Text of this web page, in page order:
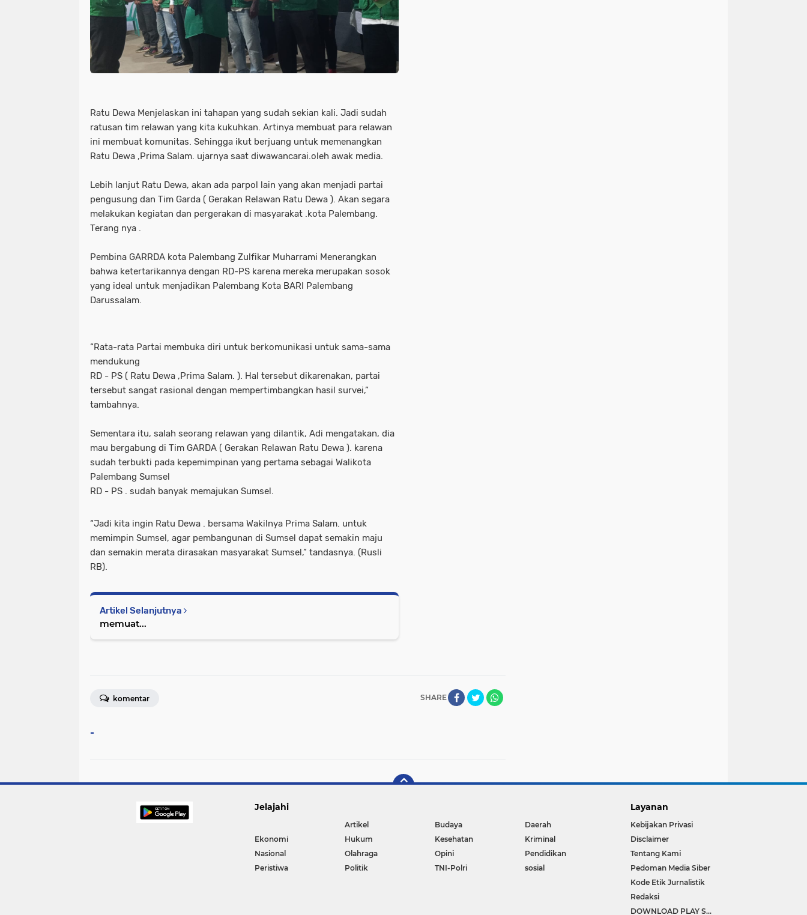
Ratu Dewa Menjelaskan ini tahapan yang sudah sekian kali. Jadi sudah
ratusan tim relawan yang kita kukuhkan. Artinya membuat para relawan
ini membuat komunitas. Sehingga ikut berjuang untuk memenangkan
Ratu Dewa ,Prima Salam. ujarnya saat diwawancarai.oleh awak media.
Lebih lanjut Ratu Dewa, akan ada parpol lain yang akan menjadi partai
pengusung dan Tim Garda ( Gerakan Relawan Ratu Dewa ). Akan segara
melakukan kegiatan dan pergerakan di masyarakat .kota Palembang.
Terang nya .
Pembina GARRDA kota Palembang Zulfikar Muharrami Menerangkan
bahwa ketertarikannya dengan RD-PS karena mereka merupakan sosok
yang ideal untuk menjadikan Palembang Kota BARI Palembang
Darussalam.
“Rata-rata Partai membuka diri untuk berkomunikasi untuk sama-sama
mendukung
RD - PS ( Ratu Dewa ,Prima Salam. ). Hal tersebut dikarenakan, partai
tersebut sangat rasional dengan mempertimbangkan hasil survei,”
tambahnya.
Sementara itu, salah seorang relawan yang dilantik, Adi mengatakan, dia
mau bergabung di Tim GARDA ( Gerakan Relawan Ratu Dewa ). karena
sudah terbukti pada kepemimpinan yang pertama sebagai Walikota
Palembang Sumsel
RD - PS . sudah banyak memajukan Sumsel.
“Jadi kita ingin Ratu Dewa . bersama Wakilnya Prima Salam. untuk
memimpin Sumsel, agar pembangunan di Sumsel dapat semakin maju
dan semakin merata dirasakan masyarakat Sumsel,” tandasnya. (Rusli
RB).
Artikel Selanjutnya
memuat...
SHARE
komentar
-
Jelajahi
Artikel Budaya
Daerah
Ekonomi
Hukum Kesehatan
Kriminal
Nasional
Olahraga Opini
Pendidikan
Peristiwa
Politik TNI-Polri sosial
Layanan
Kebijakan Privasi
Disclaimer
Tentang Kami
Pedoman Media Siber
Kode Etik Jurnalistik
Redaksi
DOWNLOAD PLAY STORE